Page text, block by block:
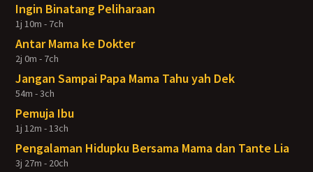
Ingin Binatang Peliharaan
1j 10m - 7ch
Antar Mama ke Dokter
2j 0m - 7ch
Jangan Sampai Papa Mama Tahu yah Dek
54m - 3ch
Pemuja Ibu
1j 12m - 13ch
Pengalaman Hidupku Bersama Mama dan Tante Lia
3j 27m - 20ch